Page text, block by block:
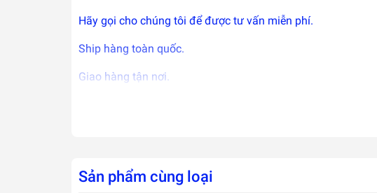
Hãy gọi cho chúng tôi để được tư vấn miễn phí.
Ship hàng toàn quốc.
Giao hàng tận nơi.
Sản phẩm cùng loại